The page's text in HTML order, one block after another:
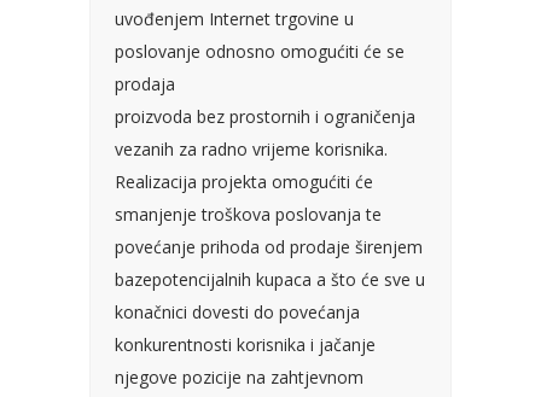
uvođenjem Internet trgovine u
poslovanje odnosno omogućiti će se
prodaja
proizvoda bez prostornih i ograničenja
vezanih za radno vrijeme korisnika.
Realizacija projekta omogućiti će
smanjenje troškova poslovanja te
povećanje prihoda od prodaje širenjem
bazepotencijalnih kupaca a što će sve u
konačnici dovesti do povećanja
konkurentnosti korisnika i jačanje
njegove pozicije na zahtjevnom